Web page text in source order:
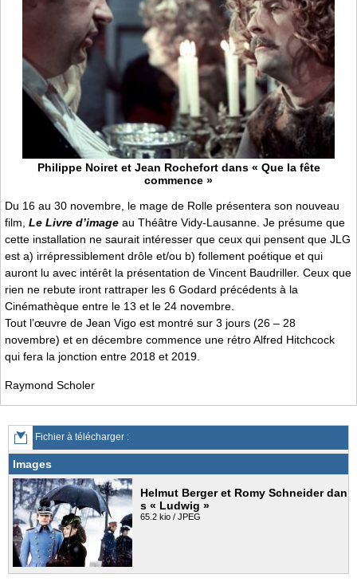
Philippe Noiret et Jean Rochefort dans « Que la fête
commence »
Du 16 au 30 novembre, le mage de Rolle présentera son nouveau
film, Le Livre d’image au Théâtre Vidy-Lausanne. Je présume que
cette installation ne saurait intéresser que ceux qui pensent que JLG
est a) irrépressiblement drôle et/ou b) follement poétique et qui
auront lu avec intérêt la présentation de Vincent Baudriller. Ceux que
rien ne rebute iront rattraper les 6 Godard précédents à la
Cinémathèque entre le 13 et le 24 novembre.
Tout l’œuvre de Jean Vigo est montré sur 3 jours (26 – 28
novembre) et en décembre commence une rétro Alfred Hitchcock
qui fera la jonction entre 2018 et 2019.
Raymond Scholer
Fichier à télécharger :
Images
Helmut Berger et Romy Schneider dan
s « Ludwig »
65.2 kio / JPEG